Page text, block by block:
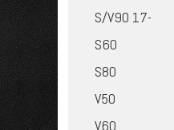
S/V90 17-
S60
S80
V50
V60